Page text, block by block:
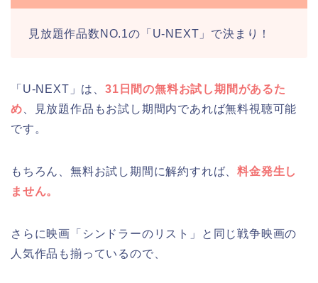
見放題作品数NO.1の「U-NEXT」で決まり！
「U-NEXT」は、 31日間の無料お試し期間があるた
め 、見放題作品もお試し期間内であれば無料視聴可能
です。
もちろん、無料お試し期間に解約すれば、料金発生し
ません。
さらに映画「シンドラーのリスト」と同じ戦争映画の
人気作品も揃っているので、